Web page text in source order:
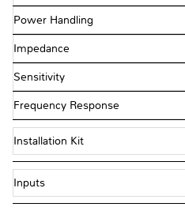
Power Handling
Impedance
Sensitivity
Frequency Response
Installation Kit
Inputs